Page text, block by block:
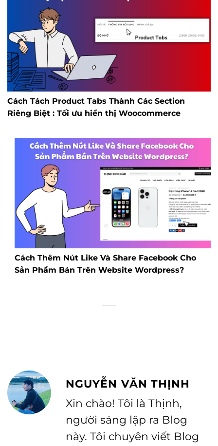
Cách Tách Product Tabs Thành Các Section
Riêng Biệt : Tối ưu hiển thị Woocommerce
Cách Thêm Nút Like Và Share Facebook Cho
Sản Phẩm Bán Trên Website Wordpress?
NGUYỄN VĂN THỊNH
Xin chào! Tôi là Thịnh,
người sáng lập ra Blog
này. Tôi chuyên viết Blog